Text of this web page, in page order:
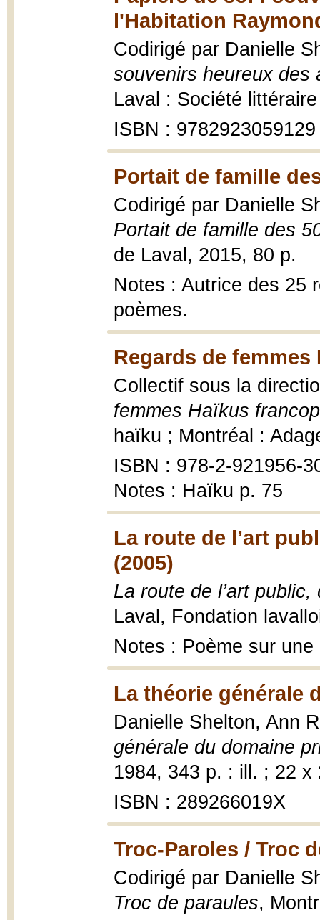
l'Habitation
Codirigé par Danielle
souvenirs heureux des
Laval : Société
ISBN : 9782923059129
Portait de famille
Codirigé par Danielle
Portait de famille des
de Laval, 2015, 80 p.
Notes : Autrice des 25
poèmes.
Regards de
Collectif sous la
femmes Haïkus
haïku ; Montréal :
ISBN : 978-2-921956-
Notes : Haïku p. 75
La route de l’art
(2005)
La route de l’art
Laval, Fondation
Notes : Poème sur
La théorie générale
Danielle Shelton, Ann
générale du domaine
1984, 343 p. : ill. ; 22 x
ISBN : 289266019X
Troc-Paroles / Troc
Codirigé par Danielle
Troc de paraules,